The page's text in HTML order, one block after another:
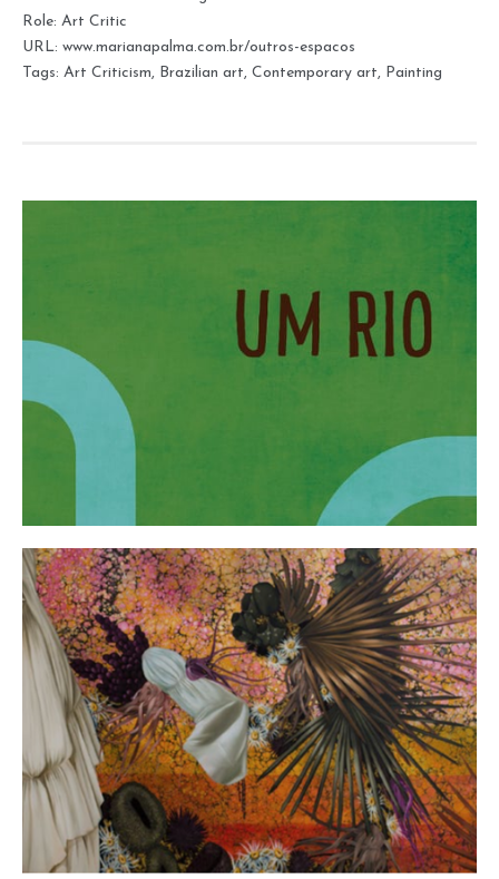
Role: Art Critic
URL: www.marianapalma.com.br/outros-espacos
Tags: Art Criticism, Brazilian art, Contemporary art, Painting